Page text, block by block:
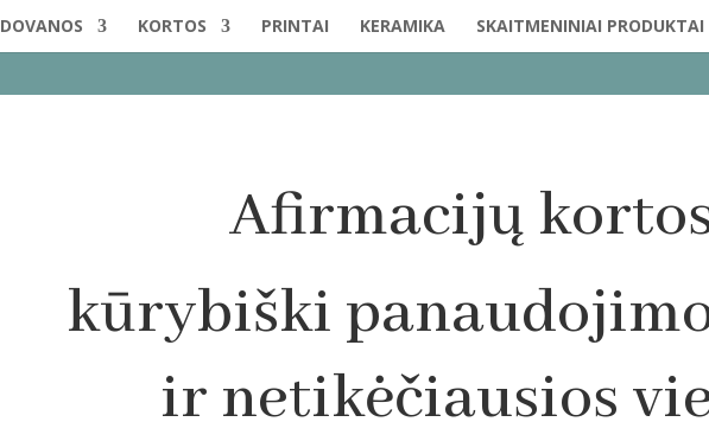
DOVANOS KORTOS PRINTAI KERAMIKA SKAITMENINIAI PRODUKTAI
Afirmacijų
kūrybiški
ir netikėčiausios